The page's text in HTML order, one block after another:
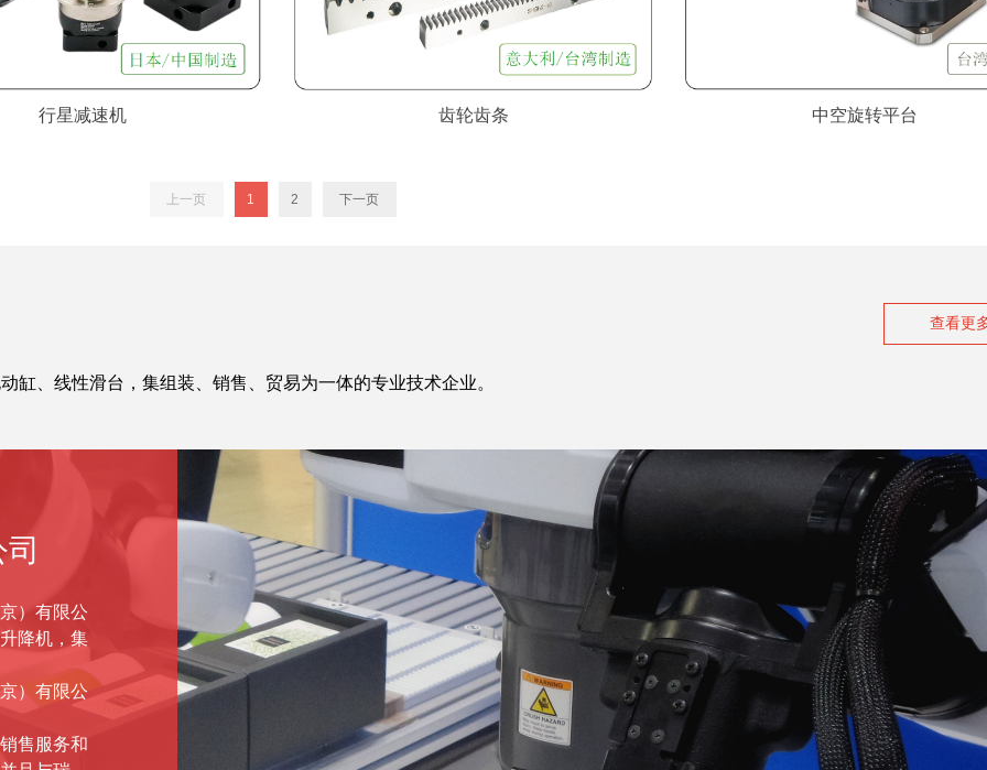
、线性滑台，集组装、销售、贸易为一体的专业技术企业。
）有限公
降机，集
）有限公
售服务和
查看更
行星减速机 齿轮齿条 中空旋转平台
上一页 1 2 下一页